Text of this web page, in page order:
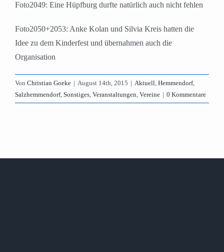
Foto2049: Eine Hüpfburg durfte natürlich auch nicht fehlen
Foto2050+2053: Anke Kolan und Silvia Kreis hatten die
Idee zu dem Kinderfest und übernahmen auch die
Organisation
Von Christian Goeke | August 14th, 2015 | Aktuell, Hemmendorf,
Salzhemmendorf, Sonstiges, Veranstaltungen, Vereine | 0 Kommentare